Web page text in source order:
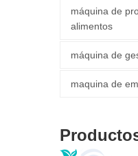
máquina de
alimentos
máquina de
maquina de